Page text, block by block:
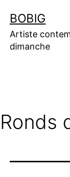
contenu
BOBIG
Artiste
dimanche
Ronds